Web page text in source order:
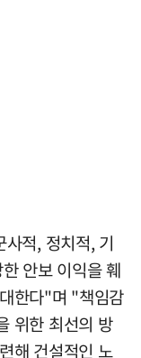
적, 정치적, 기
안보 이익을 훼
한다"며 "책임감
위한 최선의 방
해 건설적인 노